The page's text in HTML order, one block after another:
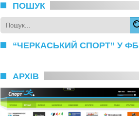
ПОШУК
“ЧЕРКАСЬКИЙ СПОРТ” У ФБ
АРХІВ